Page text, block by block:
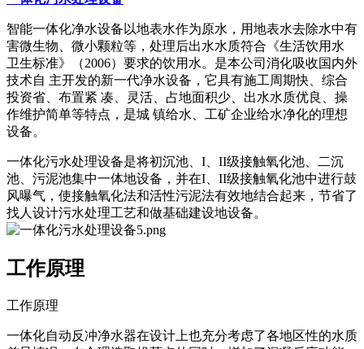
智能一体化净水设备以地表水作为原水，用地表水去除水中有
害微生物、微小颗粒等，处理后出水水质符合《生活饮用水
卫生标准》（2006）要求的饮用水。是本公司消化吸收国内外
技术自 主开发的新一代净水设备，它具有施工周期快、综合
投资省、布置紧 凑、灵活、占地面积少、出水水质优良、操
作维护简单等特点，是城 镇给水、工矿企业给水净化的理想
设备。
一体化污水处理设备是将初沉池、I、II级接触氧化池、二沉
池、污泥池集中一体地设备，并在I、II级接触氧化池中进行鼓
风曝气，使接触氧化法和活性污泥法有效地结合起来，节省了
找人设计污水处理工艺和做基础建设地设备。
工作原理
工作原理
一体化自动反冲净水器在设计上也充分考虑了各地区性的水质